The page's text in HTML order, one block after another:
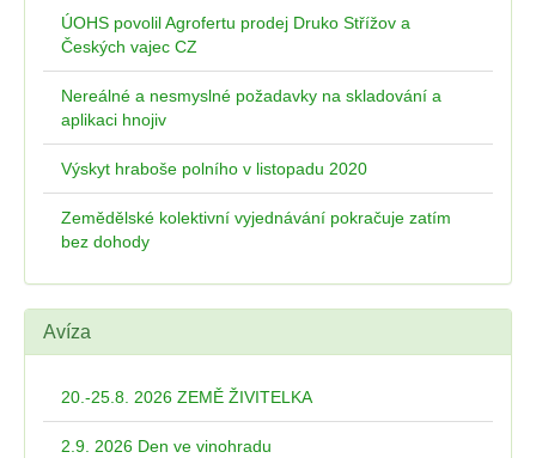
ÚOHS povolil Agrofertu prodej Druko Střížov a
Českých vajec CZ
Nereálné a nesmyslné požadavky na skladování a
aplikaci hnojiv
Výskyt hraboše polního v listopadu 2020
Zemědělské kolektivní vyjednávání pokračuje zatím
bez dohody
Avíza
20.-25.8. 2026 ZEMĚ ŽIVITELKA
2.9. 2026 Den ve vinohradu